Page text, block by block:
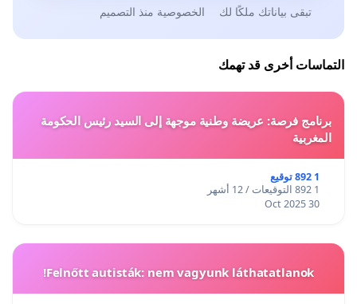
تبقى بياناتك ملكًا لك الخصوصية منذ التصميم
التماسات أخرى قد تهمك
برنامج فرصة: عريضة وطنية موجهة إلى السيد رئيس الحكومة
المغربية
1 892 توقيع
1 892 التوقيعات / 12 أشهر
30 Oct 2025
Felnőtt autisták: nem vagyunk láthatatlanok!